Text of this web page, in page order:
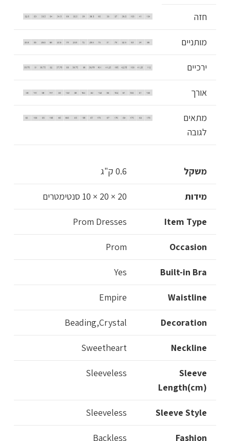
חזה
מותניים
ירכיים
אורך
מתאים
לגובה
משקל 0.6 ק"ג
מידות 20 × 20 × 10 סנטימטרים
Item Type
Prom Dresses
Occasion
Prom
Built-in Bra
Yes
Waistline
Empire
Decoration
Beading,Crystal
Neckline
Sweetheart
Sleeve
Length(cm)
Sleeveless
Sleeve Style
Sleeveless
Fashion
Backless